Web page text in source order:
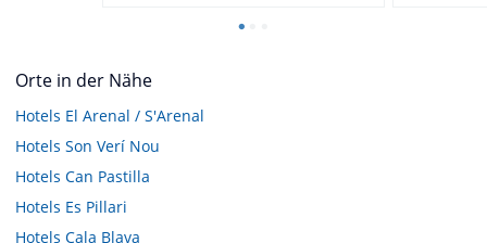
Orte in der Nähe
Hotels El Arenal / S'Arenal
Hotels Son Verí Nou
Hotels Can Pastilla
Hotels Es Pillari
Hotels Cala Blava